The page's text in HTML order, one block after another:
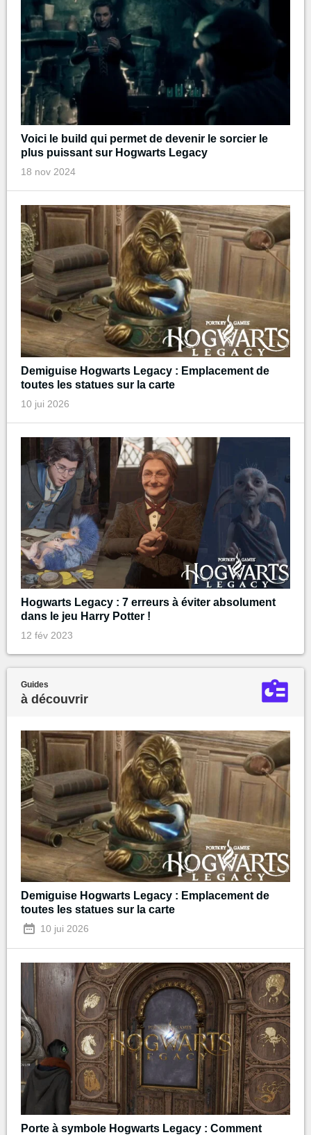
Voici le build qui permet de devenir le sorcier le
plus puissant sur Hogwarts Legacy
18 nov 2024
Demiguise Hogwarts Legacy : Emplacement de
toutes les statues sur la carte
10 jui 2026
Hogwarts Legacy : 7 erreurs à éviter absolument
dans le jeu Harry Potter !
12 fév 2023
Guides
à découvrir
Demiguise Hogwarts Legacy : Emplacement de
toutes les statues sur la carte
10 jui 2026
Porte à symbole Hogwarts Legacy : Comment